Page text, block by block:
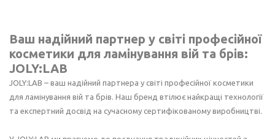
Ваш надійний партнер у світі професійної
косметики для ламінування вій та брів:
JOLY:LAB
JOLY:LAB – ваш надійний партнера у світі професійної косметики
для ламінування вій та брів. Наш бренд втілює найкращі технології
та експертний досвід на сучасному сертифікованому виробництві.